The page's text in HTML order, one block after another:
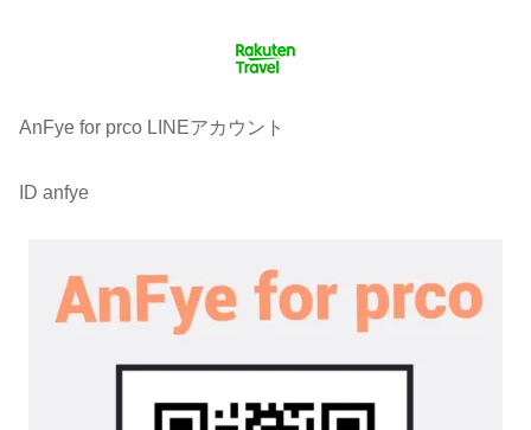
AnFye for prco LINEアカウント
ID anfye